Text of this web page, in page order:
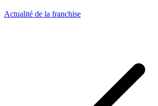
Actualité de la franchise